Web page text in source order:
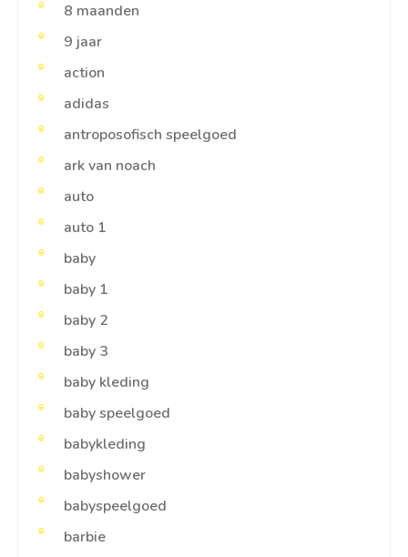
8 maanden
9 jaar
action
adidas
antroposofisch speelgoed
ark van noach
auto
auto 1
baby
baby 1
baby 2
baby 3
baby kleding
baby speelgoed
babykleding
babyshower
babyspeelgoed
barbie